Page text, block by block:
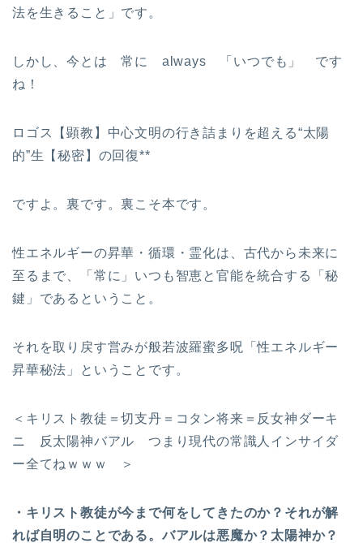
法を生きること」です。
しかし、今とは 常に always 「いつでも」 です
ね！
ロゴス【顕教】中心文明の行き詰まりを超える“太陽
的”生【秘密】の回復**
ですよ。裏です。裏こそ本です。
性エネルギーの昇華・循環・霊化は、古代から未来に
至るまで、「常に」いつも智恵と官能を統合する「秘
鍵」であるということ。
それを取り戻す営みが般若波羅蜜多呪「性エネルギー
昇華秘法」ということです。
＜キリスト教徒＝切支丹＝コタン将来＝反女神ダーキ
ニ 反太陽神バアル つまり現代の常識人インサイダ
ー全てねｗｗｗ ＞
・キリスト教徒が今まで何をしてきたのか？それが解
れば自明のことである。バアルは悪魔か？太陽神か？